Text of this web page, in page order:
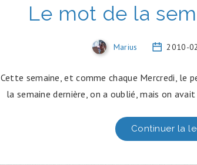
Le mot de la
Marius 2010-
Cette semaine, et comme chaque Mercredi, le
la semaine dernière, on a oublié, mais on
Continuer la